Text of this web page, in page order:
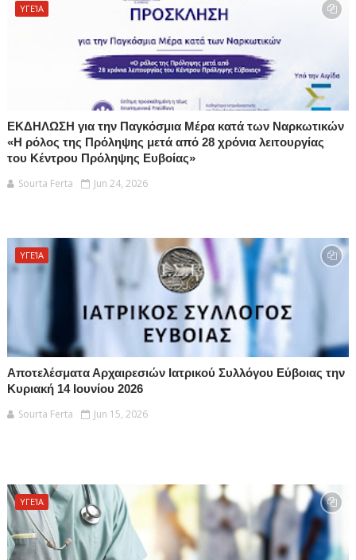
ΥΓΕΊΑ
ΕΚΔΗΛΩΣΗ για την Παγκόσμια Μέρα κατά των Ναρκωτικών
«Η ρόλος της Πρόληψης μετά από 28 χρόνια λειτουργίας
του Κέντρου Πρόληψης Ευβοίας»
Sourta Ferta
Jun 24, 2026
ΥΓΕΊΑ
Αποτελέσματα Αρχαιρεσιών Ιατρικού Συλλόγου Εύβοιας την
Κυριακή 14 Ιουνίου 2026
Sourta Ferta
Jun 15, 2026
ΥΓΕΊΑ